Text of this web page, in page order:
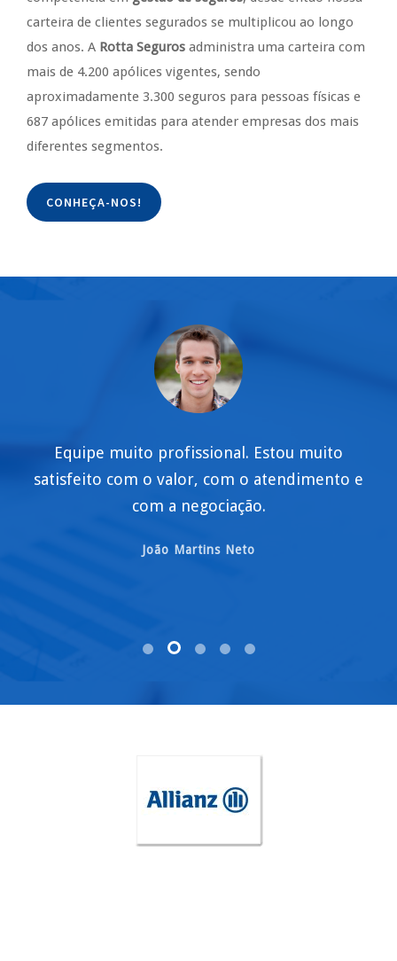
carteira de clientes segurados se multiplicou ao longo
dos anos. A Rotta Seguros administra uma carteira com
mais de 4.200 apólices vigentes, sendo
aproximadamente 3.300 seguros para pessoas físicas e
687 apólices emitidas para atender empresas dos mais
diferentes segmentos.
CONHEÇA-NOS!
Equipe muito profissional. Estou muito
satisfeito com o valor, com o atendimento e
com a negociação.
João Martins Neto